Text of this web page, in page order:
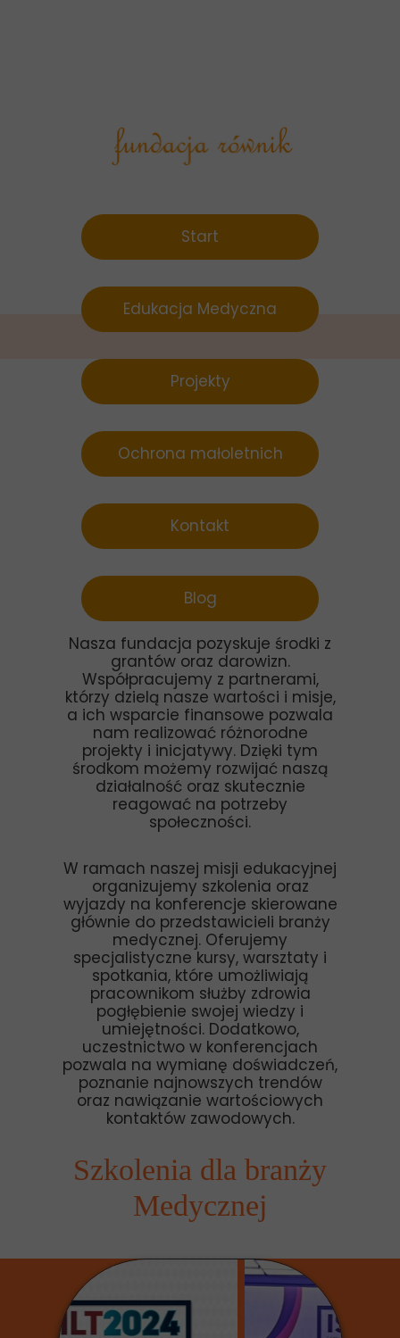
W ramach naszej misji edukacyjnej
organizujemy szkolenia oraz
wyjazdy na konferencje skierowane
głównie do przedstawicieli branży
medycznej. Oferujemy
specjalistyczne kursy, warsztaty i
spotkania, które umożliwiają
pracownikom służby zdrowia
pogłębienie swojej wiedzy i
umiejętności. Dodatkowo,
uczestnictwo w konferencjach
pozwala na wymianę doświadczeń,
poznanie najnowszych trendów
oraz nawiązanie wartościowych
kontaktów zawodowych.
Nasza fundacja pozyskuje środki z
grantów oraz darowizn.
Współpracujemy z partnerami,
którzy dzielą nasze wartości i misje,
a ich wsparcie finansowe pozwala
nam realizować różnorodne
projekty i inicjatywy. Dzięki tym
środkom możemy rozwijać naszą
działalność oraz skutecznie
reagować na potrzeby
społeczności.
Szkolenia dla branży
Medycznej
Start
Edukacja Medyczna
Projekty
Ochrona małoletnich
Kontakt
Statut
Blog